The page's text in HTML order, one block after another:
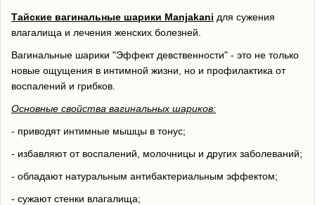
Тайские вагинальные шарики Manjаkаni для сужения
влагалища и лечения женских болезней.
Вагинальные шарики "Эффект девственности" - это не только
новые ощущения в интимной жизни, но и профилактика от
воспалений и грибков.
Основные свойства вагинальных шариков:
- приводят интимные мышцы в тонус;
- избавляют от воспалений, молочницы и других заболеваний;
- обладают натуральным антибактериальным эффектом;
- сужают стенки влагалища;